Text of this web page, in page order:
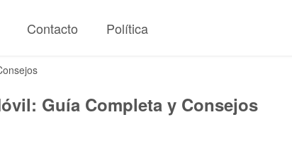
Contacto Política
Guía Completa y Consejos